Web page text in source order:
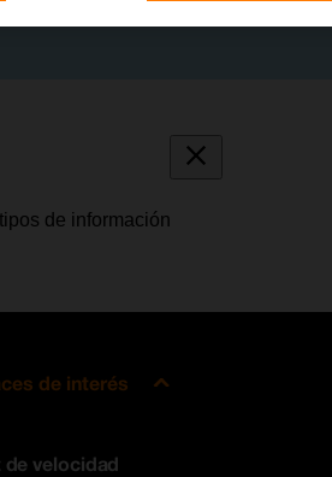
de información
de interés
de velocidad